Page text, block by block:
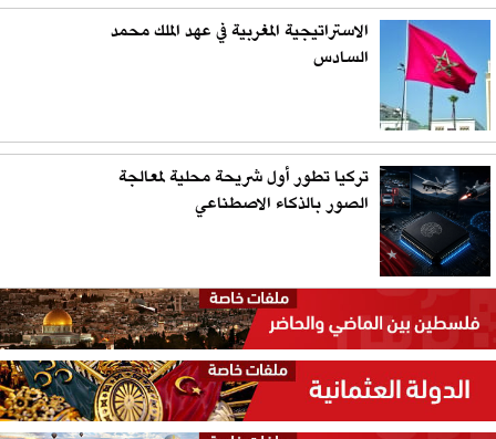
الاستراتيجية المغربية في عهد الملك محمد
السادس
تركيا تطور أول شريحة محلية لمعالجة
الصور بالذكاء الاصطناعي